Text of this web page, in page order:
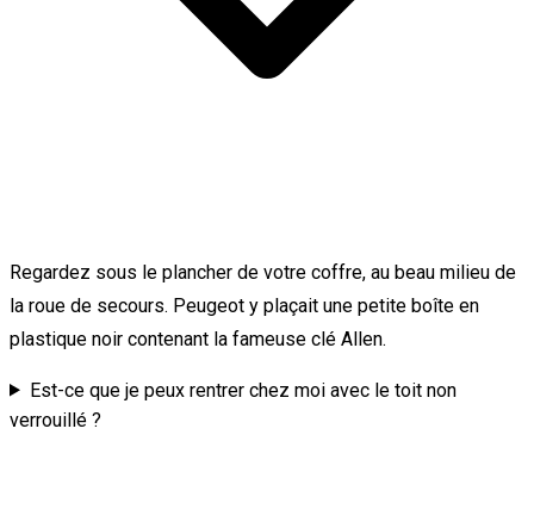
Regardez sous le plancher de votre coffre, au beau milieu de
la roue de secours. Peugeot y plaçait une petite boîte en
plastique noir contenant la fameuse clé Allen.
Est-ce que je peux rentrer chez moi avec le toit non
verrouillé ?